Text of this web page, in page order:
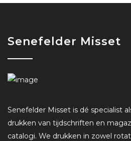
Senefelder Misset
Senefelder Misset is dé specialist
drukken van tijdschriften en
catalogi. We drukken in zowel